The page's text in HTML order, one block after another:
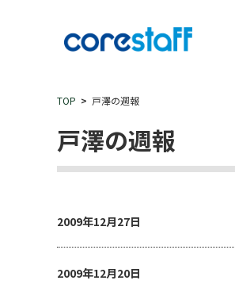
TOP 戸澤の週報
戸澤の週報
2009年12月27日
2009年12月20日